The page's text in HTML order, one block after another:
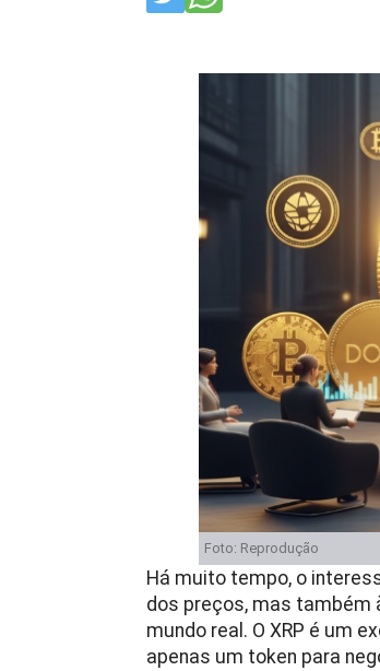
Foto: Reprodução
Há muito tempo, o
dos preços, mas também
mundo real. O XRP é um
apenas um token para